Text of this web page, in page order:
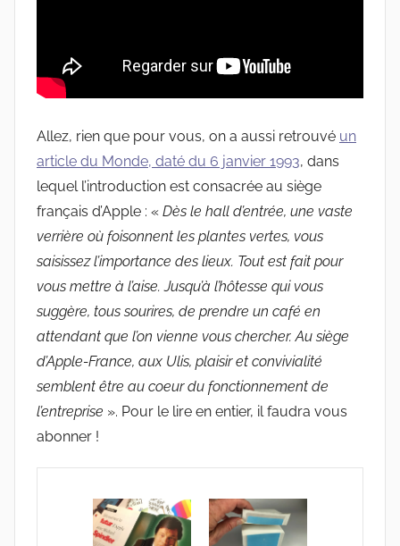
Allez, rien que pour vous, on a aussi retrouvé un
article du Monde, daté du 6 janvier 1993, dans
lequel l’introduction est consacrée au siège
français d’Apple : « Dès le hall d’entrée, une vaste
verrière où foisonnent les plantes vertes, vous
saisissez l’importance des lieux. Tout est fait pour
vous mettre à l’aise. Jusqu’à l’hôtesse qui vous
suggère, tous sourires, de prendre un café en
attendant que l’on vienne vous chercher. Au siège
d’Apple-France, aux Ulis, plaisir et convivialité
semblent être au coeur du fonctionnement de
l’entreprise ». Pour le lire en entier, il faudra vous
abonner !